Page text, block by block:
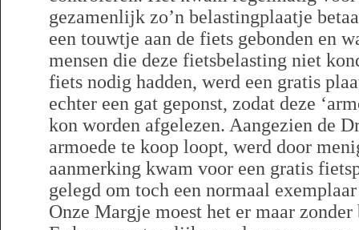
gezamenlijk zo’n belastingplaatje
een touwtje aan de fiets gebonden en
mensen die deze fietsbelasting niet
fiets nodig hadden, werd een gratis
echter een gat geponst, zodat deze
kon worden afgelezen. Aangezien de
armoede te koop loopt, werd door
aanmerking kwam voor een gratis
gelegd om toch een normaal
Onze Margje moest het er maar